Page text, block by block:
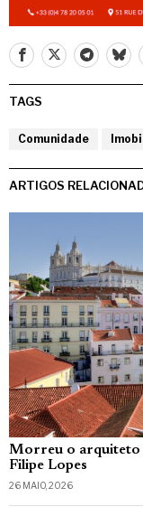
TAGS
Comunidade
ARTIGOS
Morreu o arquiteto
Filipe Lopes
26 MAIO, 2026